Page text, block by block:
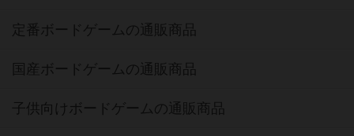
定番ボードゲームの通販商品
国産ボードゲームの通販商品
子供向けボードゲームの通販商品